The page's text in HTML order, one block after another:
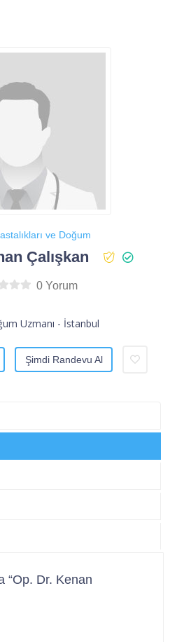
ve Doğum
Çalışkan
0 Yorum
Uzmanı - İstanbul
Şimdi Randevu Al
“Op. Dr. Kenan